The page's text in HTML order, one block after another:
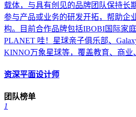
载体，与具有创见的品牌团队保持长
参与产品或业务的研发开拓，帮助企
构。目前合作品牌包括IBOBI国际家
PLANET 哇！星球亲子俱乐部、
KINNO万象星球等，覆盖教育、商业
资深平面设计师
团队榜单
1